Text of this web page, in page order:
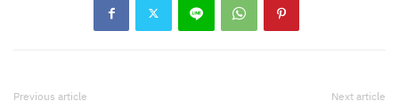
Previous article Next article